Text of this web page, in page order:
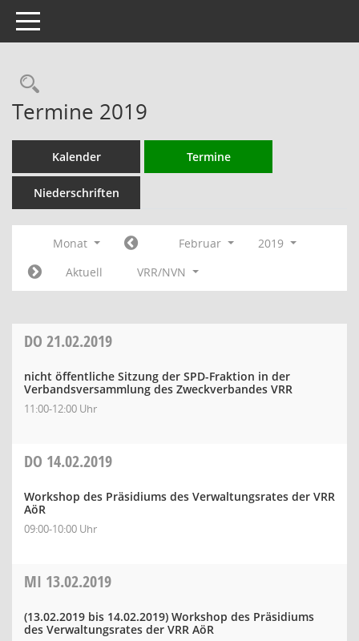
Toggle navigation
Rechercheauswahl
Termine 2019
Kalender Termine
Niederschriften
Monat Februar
2019
Aktuell
VRR/NVN
DO 21.02.2019
nicht öffentliche Sitzung der SPD-Fraktion in der
Verbandsversammlung des Zweckverbandes VRR
11:00-12:00 Uhr
DO 14.02.2019
Workshop des Präsidiums des Verwaltungsrates der VRR
AöR
09:00-10:00 Uhr
MI 13.02.2019
(13.02.2019 bis 14.02.2019) Workshop des Präsidiums
des Verwaltungsrates der VRR AöR